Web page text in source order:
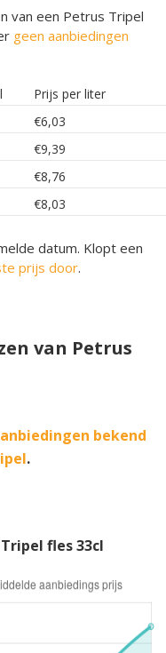
van een Petrus Tripel
geen aanbiedingen
Prijs per liter
€6,03
€9,39
€8,76
€8,03
datum. Klopt een
prijs door.
van Petrus
bekend
.
fles 33cl